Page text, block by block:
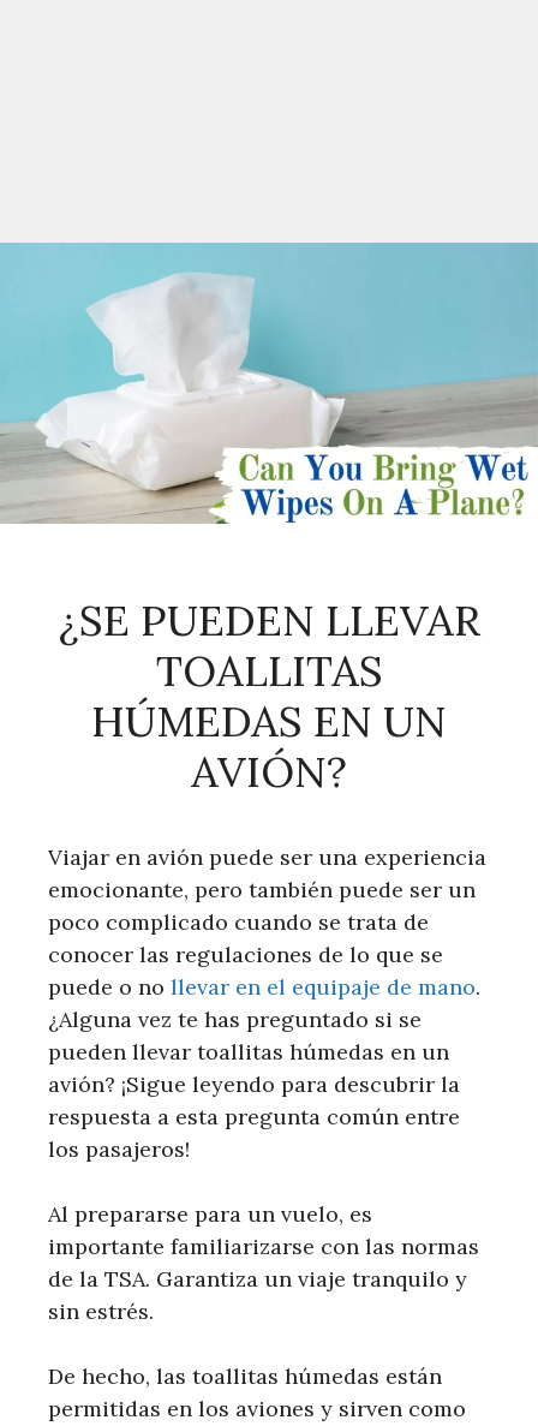
¿SE PUEDEN LLEVAR
TOALLITAS
HÚMEDAS EN UN
AVIÓN?
Viajar en avión puede ser una experiencia
emocionante, pero también puede ser un
poco complicado cuando se trata de
conocer las regulaciones de lo que se
puede o no llevar en el equipaje de mano.
¿Alguna vez te has preguntado si se
pueden llevar toallitas húmedas en un
avión? ¡Sigue leyendo para descubrir la
respuesta a esta pregunta común entre
los pasajeros!
Al prepararse para un vuelo, es
importante familiarizarse con las normas
de la TSA. Garantiza un viaje tranquilo y
sin estrés.
De hecho, las toallitas húmedas están
permitidas en los aviones y sirven como